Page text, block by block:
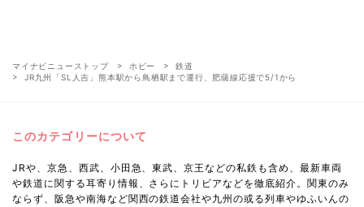
マイナビニューストップ ホビー
鉄道
JR九州「SL人吉」熊本駅から鳥栖駅まで運行、肥薩線応援で5/1から
このカテゴリーについて
JRや、京急、西武、小田急、東武、京王などの私鉄も含め、最新車両
や鉄道に関する耳寄り情報、さらにトリビアなどを徹底紹介。関東のみ
ならず、阪急や南海など関西の鉄道会社や九州の或る列車やゆふいんの